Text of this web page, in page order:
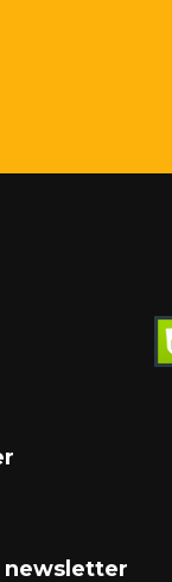
newsletter